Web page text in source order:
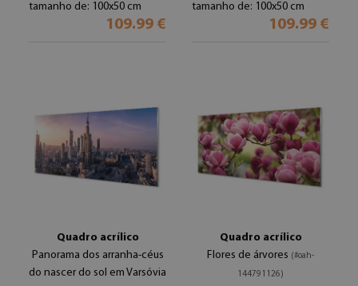
tamanho de: 100x50 cm
109.99 €
tamanho de: 100x50 cm
109.99 €
Quadro acrílico
Panorama dos arranha-céus
do nascer do sol em Varsóvia
Quadro acrílico
Flores de árvores (#oah-
144791126)